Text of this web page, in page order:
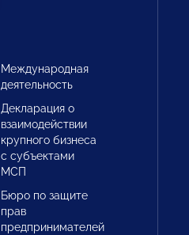
Международная
деятельность
Декларация о
взаимодействии
крупного бизнеса
с субъектами
МСП
Бюро по защите
прав
предпринимателей